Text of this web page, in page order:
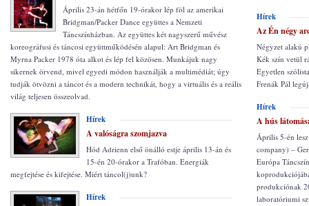
Április 23-án hétfőn 19-órakor lép föl az amerikai
Bridgman/Packer Dance együttes a Nemzeti
Táncszínházban. Az együttes két nagyszerű művész
koreográfusi és táncosi együttműködésén alapul: Art Bridgman és
Myrna Packer 1978 óta alkot és lép fel közösen. Munkájuk nagy
sikernek örvend, mivel egyedi módon használják a multimédiát; úgy
tudják ötvözni a táncot és a modern technikát, hogy a virtuális és a reális
világ teljesen összeolvad.
Hírek
A valóságra szomjazva
Hód Adrienn első önálló estje április 13-án és
15-én 20-órakor a Trafóban. Energiák
megfejtése és kifejtése. Miért táncol(j)unk?
Hírek
Hírek
Az Én négy
Négyzet alakú
Kék szín vetül
Egyetlen
Frenák Pál
Hírek
A hús
Április 5-én
company) –
Európa
produkciónak
laboratóriumi